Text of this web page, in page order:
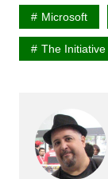
Microsoft
The Initiative